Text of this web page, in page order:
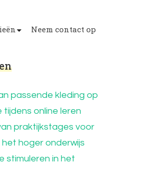
Neem contact op
passende kleding op
online leren
praktijkstages voor
hoger onderwijs
stimuleren in het